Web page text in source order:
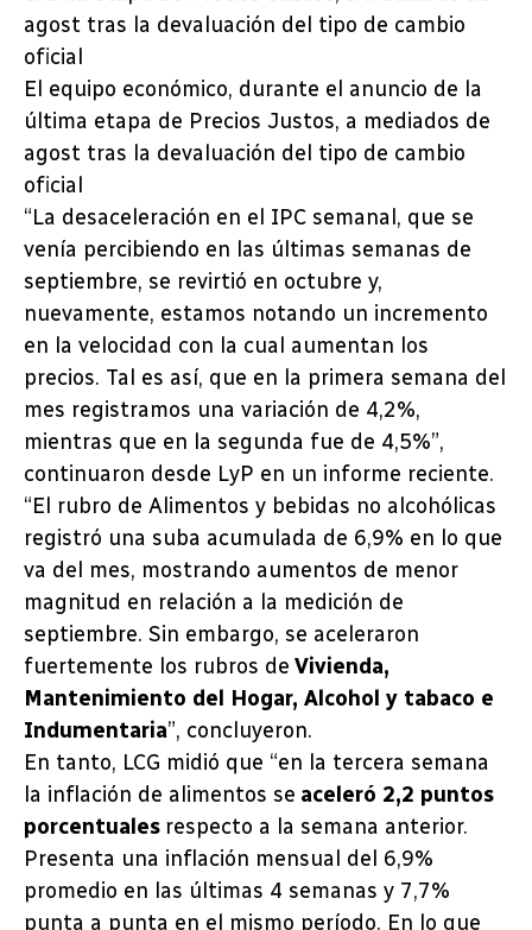
El equipo económico, durante el anuncio de la
última etapa de Precios Justos, a mediados de
agost tras la devaluación del tipo de cambio
oficial
“La desaceleración en el IPC semanal, que se
venía percibiendo en las últimas semanas de
septiembre, se revirtió en octubre y,
nuevamente, estamos notando un incremento
en la velocidad con la cual aumentan los
precios. Tal es así, que en la primera semana del
mes registramos una variación de 4,2%,
mientras que en la segunda fue de 4,5%”,
continuaron desde LyP en un informe reciente.
“El rubro de Alimentos y bebidas no alcohólicas
registró una suba acumulada de 6,9% en lo que
va del mes, mostrando aumentos de menor
magnitud en relación a la medición de
septiembre. Sin embargo, se aceleraron
fuertemente los rubros de Vivienda,
Mantenimiento del Hogar, Alcohol y tabaco e
Indumentaria”, concluyeron.
En tanto, LCG midió que “en la tercera semana
la inflación de alimentos se aceleró 2,2 puntos
porcentuales respecto a la semana anterior.
Presenta una inflación mensual del 6,9%
promedio en las últimas 4 semanas y 7,7%
punta a punta en el mismo período. En lo que